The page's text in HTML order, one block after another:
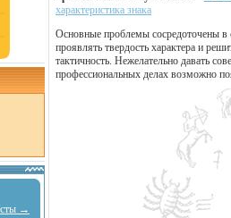
→
характеристика знака
Основные проблемы сосредоточены в
проявлять твердость характера и
тактичность. Нежелательно давать
профессиональных делах возможно